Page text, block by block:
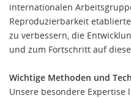
internationalen
Reproduzierbarkeit
zu verbessern, die
und zum Fortschritt auf
Wichtige Methoden und
Unsere besondere